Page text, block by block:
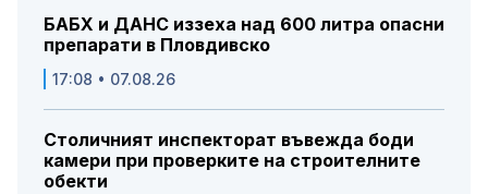
БАБХ и ДАНС иззеха над 600 литра опасни
препарати в Пловдивско
17:08 • 07.08.26
Столичният инспекторат въвежда боди
камери при проверките на строителните
обекти